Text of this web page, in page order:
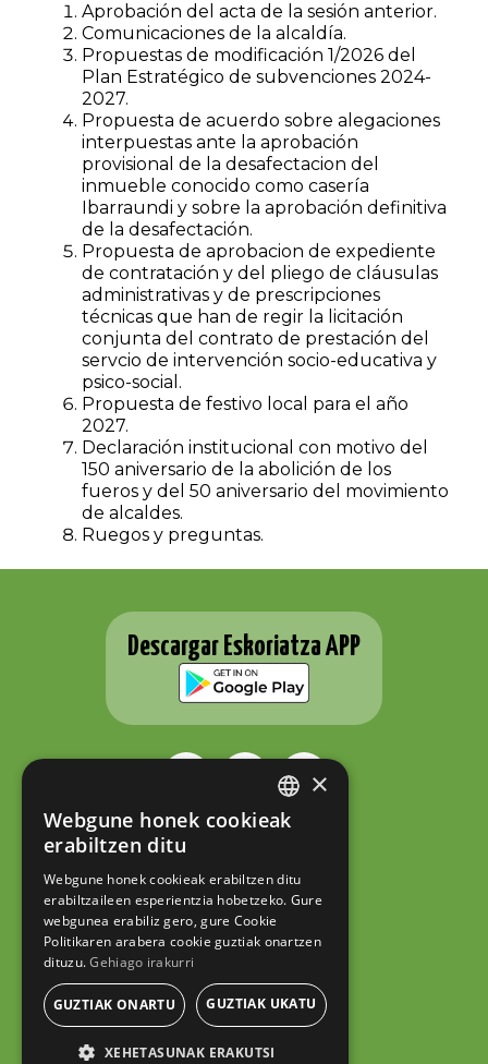
Aprobación del acta de la sesión anterior.
Comunicaciones de la alcaldía.
Propuestas de modificación 1/2026 del
Plan Estratégico de subvenciones 2024-
2027.
Propuesta de acuerdo sobre alegaciones
interpuestas ante la aprobación
provisional de la desafectacion del
inmueble conocido como casería
Ibarraundi y sobre la aprobación definitiva
de la desafectación.
Propuesta de aprobacion de expediente
de contratación y del pliego de cláusulas
administrativas y de prescripciones
técnicas que han de regir la licitación
conjunta del contrato de prestación del
servcio de intervención socio-educativa y
psico-social.
Propuesta de festivo local para el año
2027.
Declaración institucional con motivo del
150 aniversario de la abolición de los
fueros y del 50 aniversario del movimiento
de alcaldes.
Ruegos y preguntas.
Descargar Eskoriatza APP
ESKORIATZAKO UDALA
Fernando Eskoriatza plaza 1
20540 Eskoriatza (Gipuzkoa)
Tel.: 943 71 44 07
hazi@eskoriatza.eus
Contacto
Aviso legal
Política de privacidad
Política de cookies
BASQUE
×
Webgune honek cookieak
erabiltzen ditu
Webgune honek cookieak erabiltzen ditu
erabiltzaileen esperientzia hobetzeko. Gure
webgunea erabiliz gero, gure Cookie
Politikaren arabera cookie guztiak onartzen
dituzu. Gehiago irakurri
GUZTIAK ONARTU GUZTIAK UKATU
XEHETASUNAK ERAKUTSI